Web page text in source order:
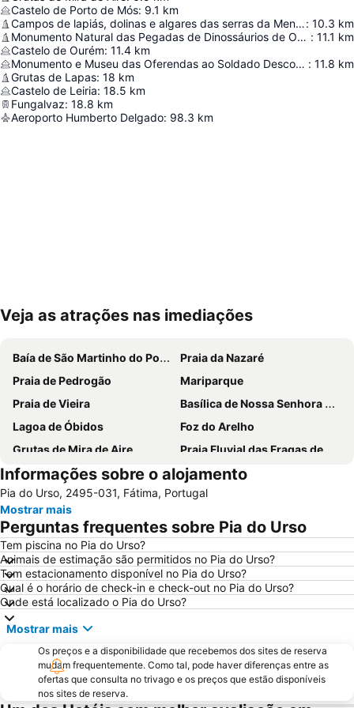
Castelo de Porto de Mós: 9.1 km
Campos de lapiás, dolinas e algares das serras da Mendiga e S. Bento: 10.3 km
Monumento Natural das Pegadas de Dinossáurios de Ourém/Torres Novas : 11.1 km
Castelo de Ourém: 11.4 km
Monumento e Museu das Oferendas ao Soldado Desconhecido : 11.8 km
Grutas de Lapas: 18 km
Castelo de Leiria: 18.5 km
Fungalvaz: 18.8 km
Aeroporto Humberto Delgado: 98.3 km
Ampliar mapa
Veja as atrações nas imediações
Baía de São Martinho do Porto
Praia da Nazaré
Praia de Pedrogão
Mariparque
Praia de Vieira
Basílica de Nossa Senhora do Rosário de Fátima
Lagoa de Óbidos
Foz do Arelho
Grutas de Mira de Aire
Praia Fluvial das Fragas de S. Simão
Mosteiro de Alcobaça
Praia de São Pedro de Moel
Salir do Porto
Castelo de Óbidos
Torre Pentagonal de Dornes
Paredes de Vitória
Capela das Apariçoes
Sítio da Nazaré
Praia d'el Rey
Estádio Municipal de Leiria
Fluvial da Aldeia do Mato
Barragem de Castelo de Bode
Fluvial do Penedo Furado
Da Foz do Arelho
Bom Sucesso
Osso da Baleia
Castelo de Almourol
Estação Rodoviária de Fátima
Museu da Fábrica de Cimento Maceira-Lis
Igreja Paroquial de Pataias
Praia de Pedra do Ouro
Informações sobre o alojamento
Pia do Urso, 2495-031, Fátima, Portugal
Mostrar mais
Perguntas frequentes sobre Pia do Urso
Tem piscina no Pia do Urso?
Animais de estimação são permitidos no Pia do Urso?
Tem estacionamento disponível no Pia do Urso?
Qual é o horário de check-in e check-out no Pia do Urso?
Onde está localizado o Pia do Urso?
Mostrar mais
Os preços e a disponibilidade que recebemos dos sites de reserva
mudam frequentemente. Como tal, pode haver diferenças entre as
ofertas que consulta no trivago e os preços que estão disponíveis
nos sites de reserva.